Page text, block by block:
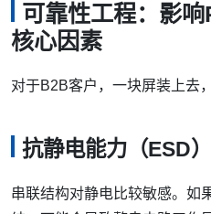
可靠性工程：影
核心因素
对于B2B客户，一块屏装上去
抗静电能力（ESD）
串联结构对静电比较敏感。如